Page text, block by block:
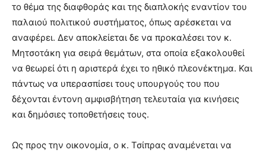
το θέμα της διαφθοράς και της διαπλοκής εναντίον του
παλαιού πολιτικού συστήματος, όπως αρέσκεται να
αναφέρει. Δεν αποκλείεται δε να προκαλέσει τον κ.
Μητσοτάκη για σειρά θεμάτων, στα οποία εξακολουθεί
να θεωρεί ότι η αριστερά έχει το ηθικό πλεονέκτημα. Και
πάντως να υπερασπίσει τους υπουργούς του που
δέχονται έντονη αμφισβήτηση τελευταία για κινήσεις
και δημόσιες τοποθετήσεις τους.
Ως προς την οικονομία, ο κ. Τσίπρας αναμένεται να